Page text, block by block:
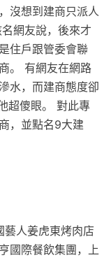
沒想到建商只派人
網友說，後來才
住戶跟管委會聯
。 有網友在網路
水，而建商態度卻
超傻眼。 對此專
，並點名9大建
人姜虎東烤肉店
國際餐飲集團，上